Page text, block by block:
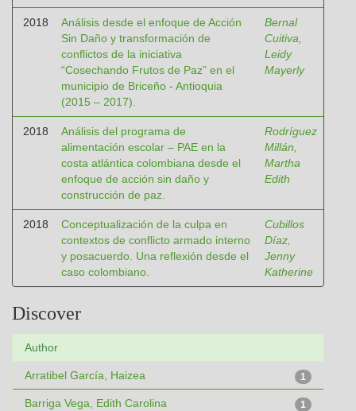
2018
Análisis desde el enfoque de Acción
Sin Daño y transformación de
conflictos de la iniciativa
“Cosechando Frutos de Paz” en el
municipio de Briceño - Antioquia
(2015 – 2017).
Bernal
Cuitiva,
Leidy
Mayerly
2018
Análisis del programa de
alimentación escolar – PAE en la
costa atlántica colombiana desde el
enfoque de acción sin daño y
construcción de paz.
Rodríguez
Millán,
Martha
Edith
2018
Conceptualización de la culpa en
contextos de conflicto armado interno
y posacuerdo. Una reflexión desde el
caso colombiano.
Cubillos
Díaz,
Jenny
Katherine
Discover
Author
1
Arratibel García, Haizea
1
Barriga Vega, Edith Carolina